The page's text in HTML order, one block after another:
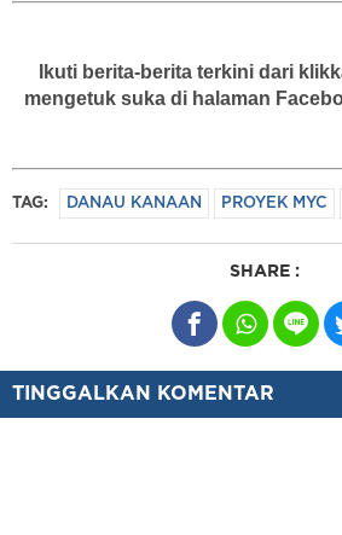
Ikuti berita-berita terkini dari
mengetuk suka di halaman
TAG: DANAU KANAAN PROYEK MYC
SHARE :
TINGGALKAN KOMENTAR